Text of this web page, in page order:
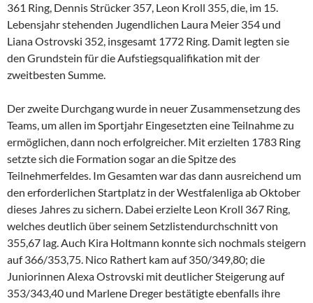
361 Ring, Dennis Strücker 357, Leon Kroll 355, die, im 15.
Lebensjahr stehenden Jugendlichen Laura Meier 354 und
Liana Ostrovski 352, insgesamt 1772 Ring. Damit legten sie
den Grundstein für die Aufstiegsqualifikation mit der
zweitbesten Summe.
Der zweite Durchgang wurde in neuer Zusammensetzung des
Teams, um allen im Sportjahr Eingesetzten eine Teilnahme zu
ermöglichen, dann noch erfolgreicher. Mit erzielten 1783 Ring
setzte sich die Formation sogar an die Spitze des
Teilnehmerfeldes. Im Gesamten war das dann ausreichend um
den erforderlichen Startplatz in der Westfalenliga ab Oktober
dieses Jahres zu sichern. Dabei erzielte Leon Kroll 367 Ring,
welches deutlich über seinem Setzlistendurchschnitt von
355,67 lag. Auch Kira Holtmann konnte sich nochmals steigern
auf 366/353,75. Nico Rathert kam auf 350/349,80; die
Juniorinnen Alexa Ostrovski mit deutlicher Steigerung auf
353/343,40 und Marlene Dreger bestätigte ebenfalls ihre